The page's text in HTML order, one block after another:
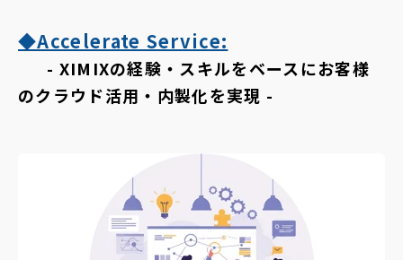
◆Accelerate Service:
- XIMIXの経験・スキルをベースにお客様
のクラウド活用・内製化を実現 -